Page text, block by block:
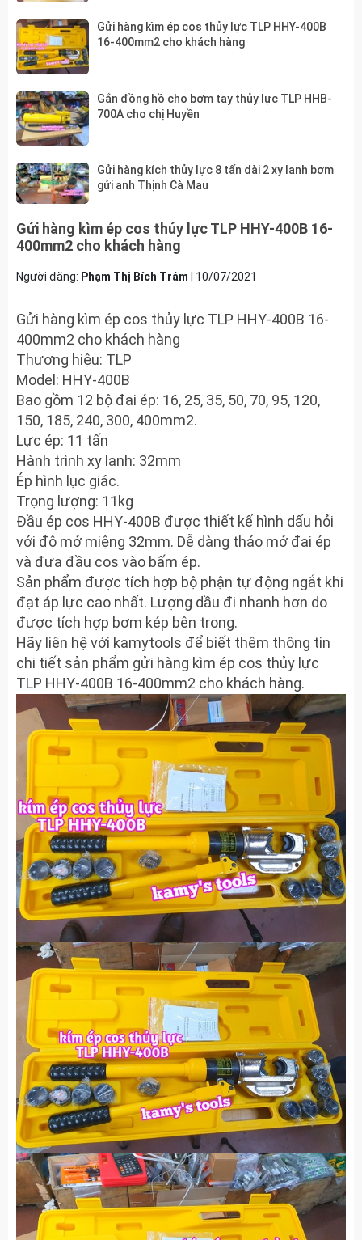
Gửi hàng kìm ép cos thủy lực TLP HHY-400B
16-400mm2 cho khách hàng
Gắn đồng hồ cho bơm tay thủy lực TLP HHB-
700A cho chị Huyền
Gửi hàng kích thủy lực 8 tấn dài 2 xy lanh bơm
gửi anh Thịnh Cà Mau
Gửi hàng kìm ép cos thủy lực TLP HHY-400B 16-
400mm2 cho khách hàng
Người đăng: Phạm Thị Bích Trâm 10/07/2021
Gửi hàng kìm ép cos thủy lực TLP HHY-400B 16-
400mm2 cho khách hàng
Thương hiệu: TLP
Model: HHY-400B
Bao gồm 12 bộ đai ép: 16, 25, 35, 50, 70, 95, 120,
150, 185, 240, 300, 400mm2.
Lực ép: 11 tấn
Hành trình xy lanh: 32mm
Ép hình lục giác.
Trọng lượng: 11kg
Đầu ép cos HHY-400B được thiết kế hình dấu hỏi
với độ mở miệng 32mm. Dễ dàng tháo mở đai ép
và đưa đầu cos vào bấm ép.
Sản phẩm được tích hợp bộ phận tự động ngắt khi
đạt áp lực cao nhất. Lượng dầu đi nhanh hơn do
được tích hợp bơm kép bên trong.
Hãy liên hệ với kamytools để biết thêm thông tin
chi tiết sản phẩm gửi hàng kìm ép cos thủy lực
TLP HHY-400B 16-400mm2 cho khách hàng.